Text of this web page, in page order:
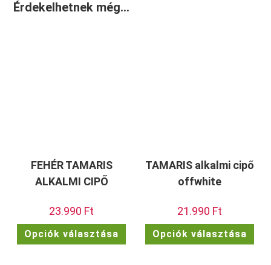
Érdekelhetnek még…
FEHÉR TAMARIS
ALKALMI CIPŐ
23.990 Ft
Opciók választása
terméknek
TAMARIS alkalmi cipő
offwhite
21.990 Ft
Opciók választása